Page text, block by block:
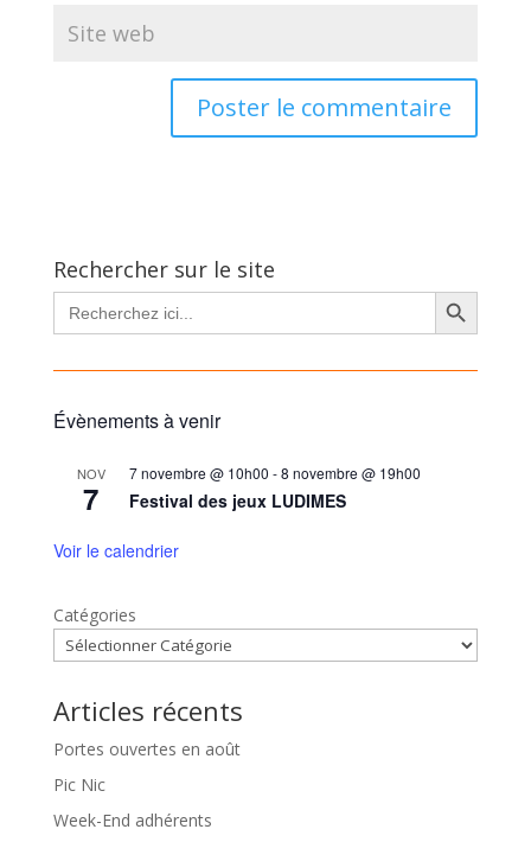
r
n
t
i
e
Rechercher sur le site
Search
for:
Search Button
Évènements à venir
NOV
7
7 novembre @ 10h00 -8 novembre @ 19h00
Festival des jeux LUDIMES
Voir le calendrier
Catégories
Articles récents
Portes ouvertes en août
Pic Nic
Week-End adhérents